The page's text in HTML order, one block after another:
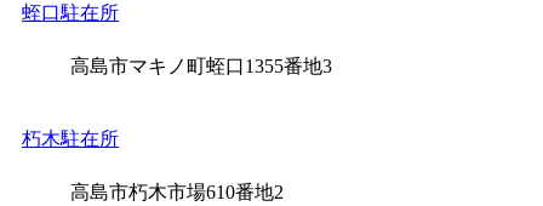
蛭口駐在所
高島市マキノ町蛭口1355番地3
朽木駐在所
高島市朽木市場610番地2